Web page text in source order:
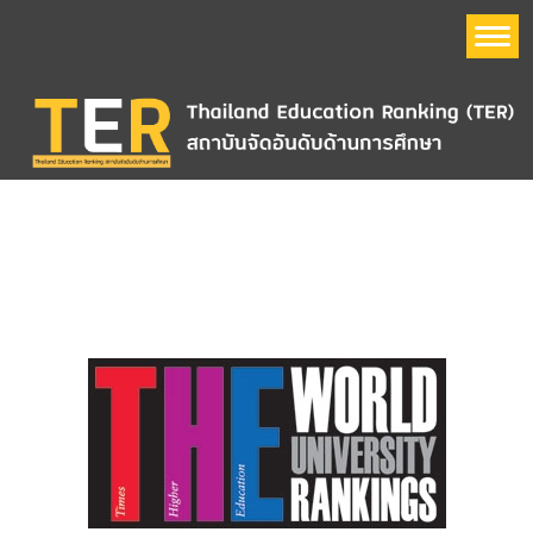
QS World University Ranking
The Times Higher Education World University Ranking
(THE)